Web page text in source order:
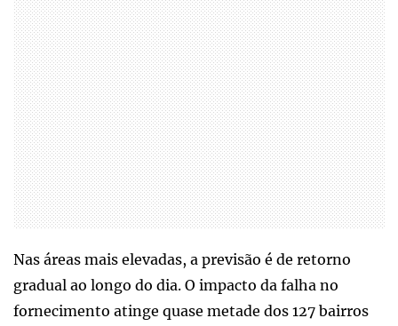
Nas áreas mais elevadas, a previsão é de retorno
gradual ao longo do dia. O impacto da falha no
fornecimento atinge quase metade dos 127 bairros